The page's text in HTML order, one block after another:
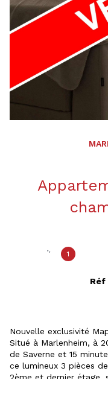
Appartement 3
1
Réf
Nouvelle exclusivité
Situé à Marlenheim, à
de Saverne et 15
ce lumineux 3 pièces
2ème et dernier étage,